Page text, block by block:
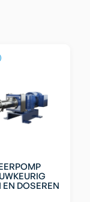
EN DOSEREN